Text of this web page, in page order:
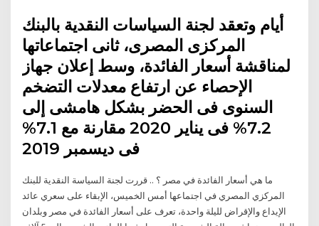
أيام وتعقد لجنة السياسات النقدية بالبنك
المركزى المصرى، ثانى اجتماعاتها
لمناقشة أسعار الفائدة، وسط إعلان جهاز
الإحصاء عن ارتفاع معدلات التضخم
السنوى فى الحضر بشكل هامشى إلى
7.2% فى يناير 2020 مقارنة مع 7.1%
فى ديسمبر 2019
ما هي أسعار الفائدة في مصر ؟ .. قررت لجنة السياسة النقدية للبنك
المركزي المصري في اجتماعها أمس الخميس، الإبقاء على سعري عائد
الإيداع والإقراض لليلة واحدة، تعرف على أسعار الفائدة في مصر وبلدان